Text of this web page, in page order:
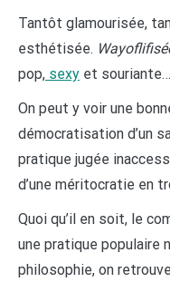
Tantôt glamourisée,
esthétisée.
pop, sexy et
On peut y voir une
démocratisation d’un
pratique jugée
d’une méritocratie en
Quoi qu’il en soit, le
une pratique populaire
philosophie, on